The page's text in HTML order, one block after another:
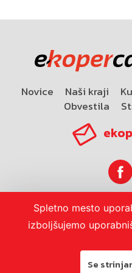
Novice Naši kraji
Obvestila
Spletno mesto
izboljšujemo
Se